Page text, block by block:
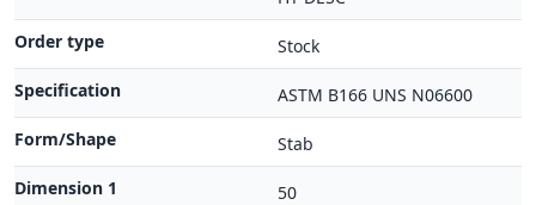
Order type
Stock
Specification
ASTM B166 UNS N06600
Form/Shape
Stab
Dimension 1
50